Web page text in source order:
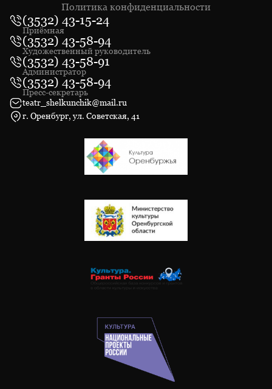
Политика конфиденциальности
(3532) 43-15-24
Приёмная
(3532) 43-58-94
Художественный руководитель
(3532) 43-58-91
Администратор
(3532) 43-58-94
Пресс-секретарь
teatr_shelkunchik@mail.ru
г. Оренбург, ул. Советская, 41